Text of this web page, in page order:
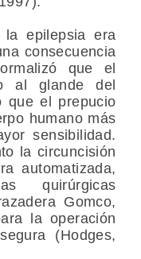
la epilepsia era
consecuencia
que el
al glande del
que el prepucio
humano más
sensibilidad.
la circuncisión
automatizada,
quirúrgicas
Gomco,
la operación
(Hodges,